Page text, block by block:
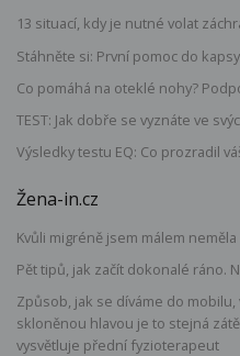
13 situací, kdy je nutné volat
Stáhněte si: První pomoc do kapsy
Co pomáhá na oteklé nohy?
TEST: Jak dobře se vyznáte ve
Výsledky testu EQ: Co prozradil
Žena-in.cz
Kvůli migréně jsem málem
Pět tipů, jak začít dokonalé ráno.
Způsob, jak se díváme do
skloněnou hlavou je to stejná
vysvětluje přední fyzioterapeut